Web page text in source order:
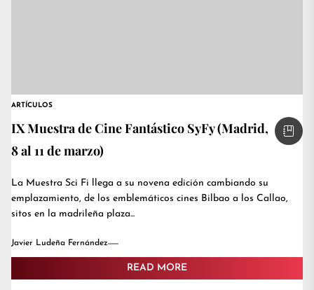
ARTÍCULOS
IX Muestra de Cine Fantástico SyFy (Madrid,
8 al 11 de marzo)
La Muestra Sci Fi llega a su novena edición cambiando su
emplazamiento, de los emblemáticos cines Bilbao a los Callao,
sitos en la madrileña plaza...
Javier Ludeña Fernández
READ MORE